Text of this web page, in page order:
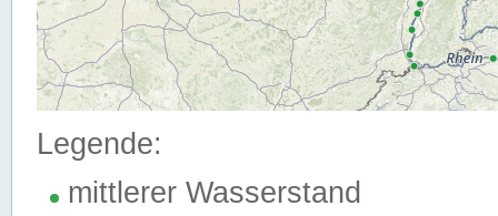
Legende:
mittlerer Wasserstand